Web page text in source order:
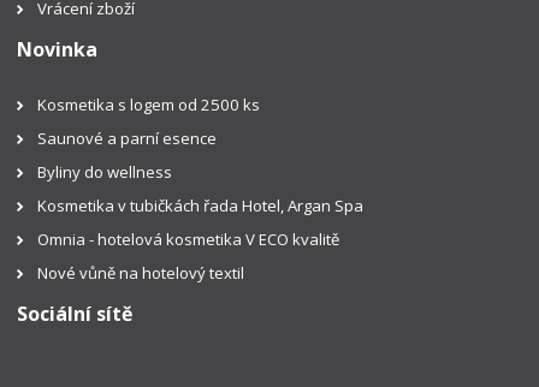
Vrácení zboží
Novinka
Kosmetika s logem od 2500 ks
Saunové a parní esence
Byliny do wellness
Kosmetika v tubičkách řada Hotel, Argan Spa
Omnia - hotelová kosmetika V ECO kvalitě
Nové vůně na hotelový textil
Sociální sítě